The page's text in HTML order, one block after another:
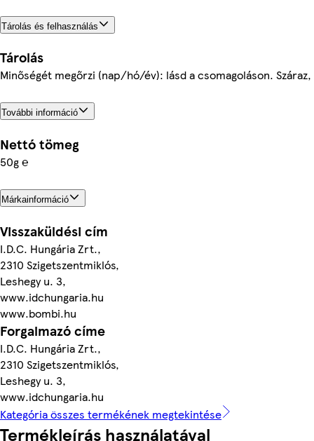
Tárolás és felhasználás
Tárolás
Minőségét megőrzi (nap/hó/év): lásd a csomagoláson.
További információ
Nettó tömeg
50g ℮
Márkainformáció
Visszaküldési cím
I.D.C. Hungária Zrt.,
2310 Szigetszentmiklós,
Leshegy u. 3,
www.idchungaria.hu
www.bombi.hu
Forgalmazó címe
I.D.C. Hungária Zrt.,
2310 Szigetszentmiklós,
Leshegy u. 3,
www.idchungaria.hu
Kategória összes termékének megtekintése
Termékleírás használatával